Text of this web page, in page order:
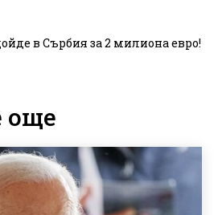
в Сърбия за 2 милиона евро!
още